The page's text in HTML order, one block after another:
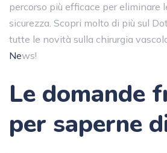
percorso più efficace per eliminare
sicurezza. Scopri molto di più sul
tutte le novità sulla chirurgia
News!
Le domande
per saperne